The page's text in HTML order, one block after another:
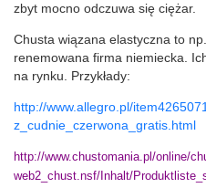
zbyt mocno odczuwa się ciężar.
Chusta wiązana elastyczna to
renemowana firma niemiecka.
na rynku. Przykłady:
http://www.allegro.pl/
z_cudnie_czerwona_gratis.html
http://www.chustomania.pl/online/
web2_chust.nsf/Inhalt/